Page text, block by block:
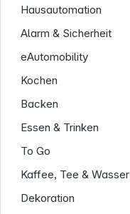
Hausautomation
Alarm & Sicherheit
eAutomobility
Kochen
Backen
Essen & Trinken
To Go
Kaffee, Tee & Wasser
Dekoration